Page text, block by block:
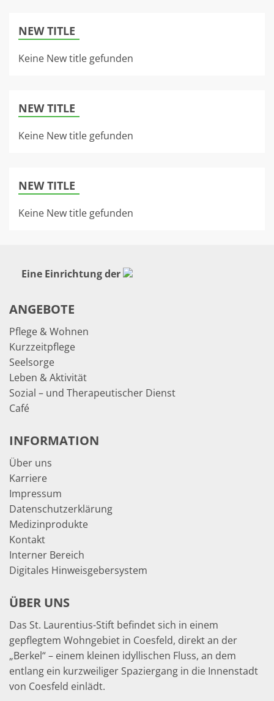
NEW TITLE
Keine New title gefunden
NEW TITLE
Keine New title gefunden
NEW TITLE
Keine New title gefunden
Eine Einrichtung der
ANGEBOTE
Pflege & Wohnen
Kurzzeitpflege
Seelsorge
Leben & Aktivität
Sozial – und Therapeutischer Dienst
Café
INFORMATION
Über uns
Karriere
Impressum
Datenschutzerklärung
Medizinprodukte
Kontakt
Interner Bereich
Digitales Hinweisgebersystem
ÜBER UNS
Das St. Laurentius-Stift befindet sich in einem
gepflegtem Wohngebiet in Coesfeld, direkt an der
„Berkel“ – einem kleinen idyllischen Fluss, an dem
entlang ein kurzweiliger Spaziergang in die Innenstadt
von Coesfeld einlädt.